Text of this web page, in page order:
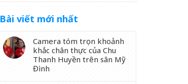
Bài viết mới nhất
Camera tóm trọn khoảnh
khắc chân thực của Chu
Thanh Huyền trên sân Mỹ
Đình